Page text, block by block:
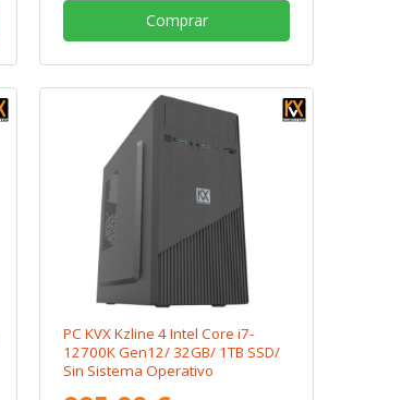
Comprar
PC KVX Kzline 4 Intel Core i7-
12700K Gen12/ 32GB/ 1TB SSD/
Sin Sistema Operativo